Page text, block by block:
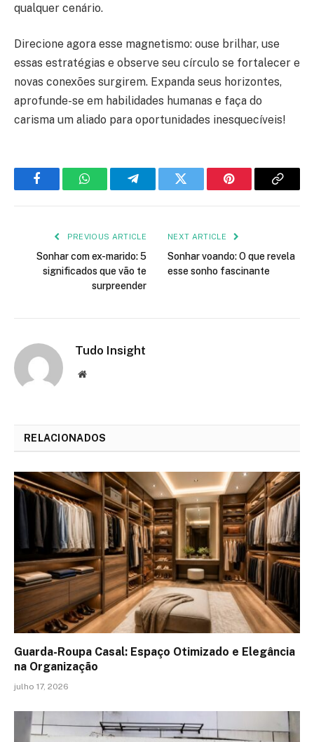
qualquer cenário.
Direcione agora esse magnetismo: ouse brilhar, use
essas estratégias e observe seu círculo se fortalecer e
novas conexões surgirem. Expanda seus horizontes,
aprofunde-se em habilidades humanas e faça do
carisma um aliado para oportunidades inesquecíveis!
FacebookWhatsAppTelegramTwitter Pinterest Copy
PREVIOUS ARTICLE
Sonhar com ex-marido: 5
significados que vão te
surpreender
NEXT ARTICLE
Sonhar voando: O que revela
esse sonho fascinante
Tudo Insight
Website
RELACIONADOS
Guarda-Roupa Casal: Espaço Otimizado e Elegância
na Organização
julho 17, 2026